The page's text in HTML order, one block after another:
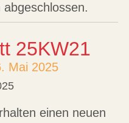
25KW21
Mai 2025
einen neuen